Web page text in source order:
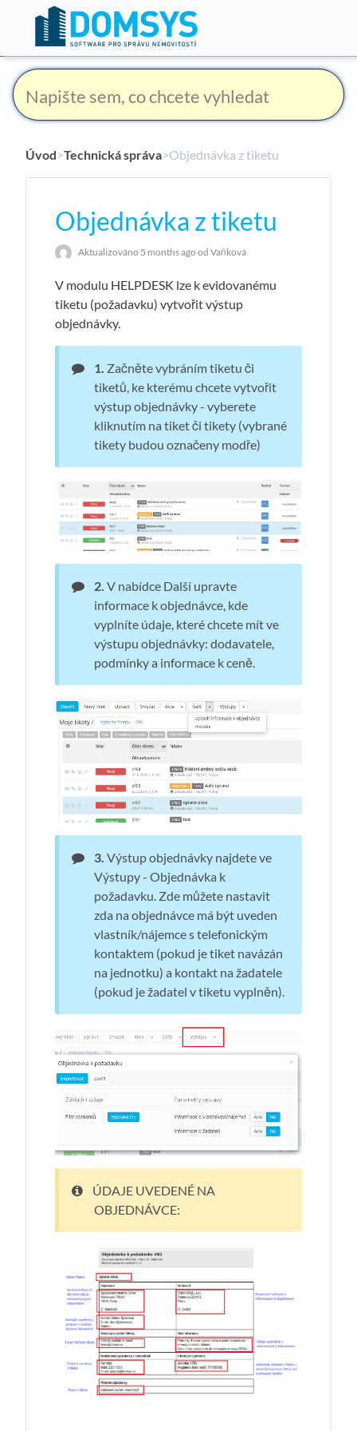
Úvod​>​Technická správa​>​ Objednávka z tiketu
Objednávka z tiketu
Aktualizováno 5 months ago od Vaňková
V modulu HELPDESK lze k evidovanému
tiketu (požadavku) vytvořit výstup
objednávky.
1. Začněte vybráním tiketu či
tiketů, ke kterému chcete vytvořit
výstup objednávky - vyberete
kliknutím na tiket či tikety (vybrané
tikety budou označeny modře)
2. V nabídce Další upravte
informace k objednávce, kde
vyplníte údaje, které chcete mít ve
výstupu objednávky: dodavatele,
podmínky a informace k ceně.
3. Výstup objednávky najdete ve
Výstupy - Objednávka k
požadavku. Zde můžete nastavit
zda na objednávce má být uveden
vlastník/nájemce s telefonickým
kontaktem (pokud je tiket navázán
na jednotku) a kontakt na žadatele
(pokud je žadatel v tiketu vyplněn).
ÚDAJE UVEDENÉ NA
OBJEDNÁVCE: